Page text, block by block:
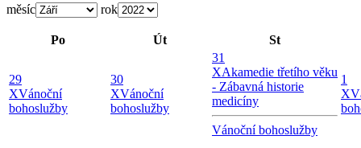
měsíc rok
Po Út St
29
XVánoční
bohoslužby
30
XVánoční
bohoslužby
31
XAkamedie třetího věku
- Zábavná historie
medicíny
Vánoční bohoslužby
1
X